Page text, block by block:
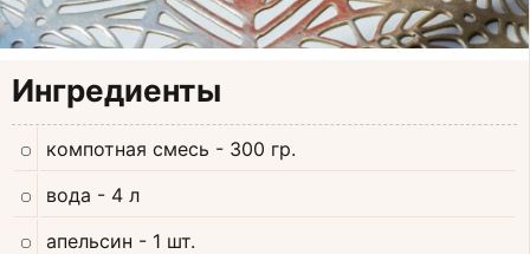
Ингредиенты
компотная смесь - 300 гр.
вода - 4 л
апельсин - 1 шт.